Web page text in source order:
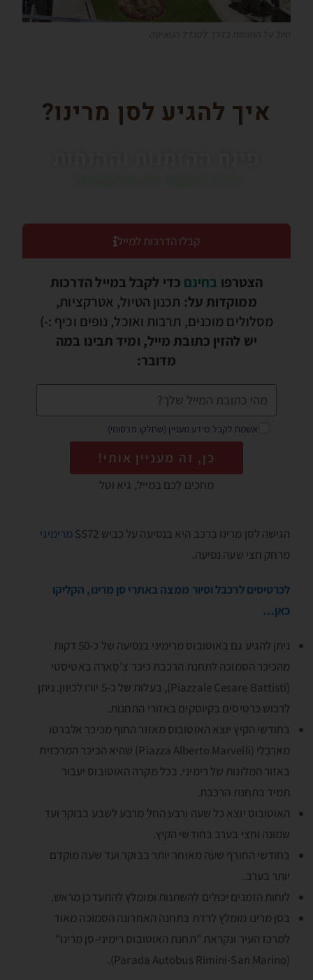
איך להגיע לסן מרינו?
קבלו הדרכות למייל
הצטרפו בחינם כדי לקבל במייל הדרכות
ממוקדות על: תכנון הטיול, אטרקציות,
מסלולים מוכנים, תרבות ואוכל, נופים וכיף :-)
יש להזין כתובת מייל, ומיד תבינו במה
מדובר:
אשמח לקבל מידע מעניין (שחלקו פרסומי)
כן, זה מעניין אותי!
מחכים לכם במייל, גיא וטל
הגישה לסן מרינו ברכב היא בנסיעה על כביש SS72
מרימיני
מרחק חצי שעה נסיעה.
לכרטיסים לרכבל וסיור ממצה באתרי סן מרינו, הקליקו
כאן…
ניתן להגיע גם באוטובוס מרימיני בנסיעה של כ-50 דקות
מהכיכר הסמוכה לתחנת הרכבת כיכר צֶ'סָארָה בָּאטיסְטי
(Piazzale Cesare Battisti), בעלות של כ-5 יורו לכיוון. ניתן
לרכוש כרטיסים בקיוסקים באזורי התחנות.
בחודשי הקיץ יוצא האוטובוס מאזור החוף מכיכר אלברטו
מארְבֶלי (Piazza Alberto Marvelli) שהיא הכיכר המרכזית
באזור המלונות של רימיני. בכל מקרה האוטובוס יעבור
תמיד בתחנת הרכבת.
האוטובוס יוצא כל שעה ורבע החל מרבע לשבע בבוקר ועד
שמונה וחצי בערב בחודשי הקיץ.
בחודשי החורף שעה מאוחר יותר בבוקר ועד שעה מוקדם
יותר בערב.
לוחות הזמנים יכולים להשתנות ומומלץ להתעדכן מראש.
בסן מרינו מומלץ לרדת בתחנה האחרונה הסמוכה מאוד
למרכז העיר ונקראת "תחנת האוטובוס רימיני-סן מרינו"
(Parada Autobus Rimini-San Marino).